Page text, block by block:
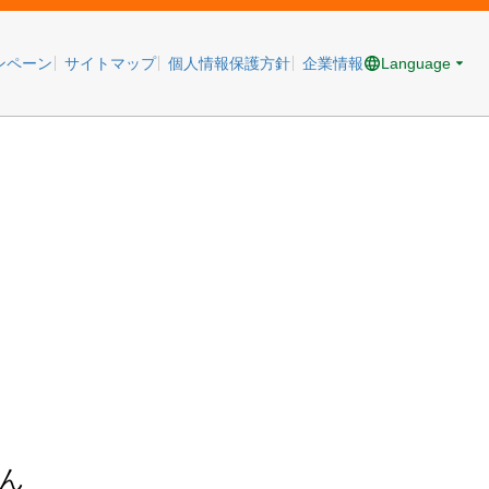
ペーン サイトマップ 個人情報保護方針 企業情報 Language